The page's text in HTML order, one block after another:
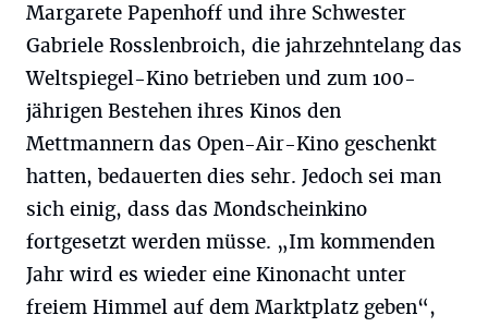
Margarete Papenhoff und ihre Schwester
Gabriele Rosslenbroich, die jahrzehntelang das
Weltspiegel-Kino betrieben und zum 100-
jährigen Bestehen ihres Kinos den
Mettmannern das Open-Air-Kino geschenkt
hatten, bedauerten dies sehr. Jedoch sei man
sich einig, dass das Mondscheinkino
fortgesetzt werden müsse. „Im kommenden
Jahr wird es wieder eine Kinonacht unter
freiem Himmel auf dem Marktplatz geben“,